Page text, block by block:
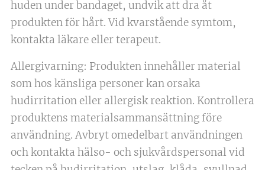
huden under bandaget, undvik att dra åt
produkten för hårt. Vid kvarstående symtom,
kontakta läkare eller terapeut.
Allergivarning: Produkten innehåller material
som hos känsliga personer kan orsaka
hudirritation eller allergisk reaktion. Kontrollera
produktens materialsammansättning före
användning. Avbryt omedelbart användningen
och kontakta hälso- och sjukvårdspersonal vid